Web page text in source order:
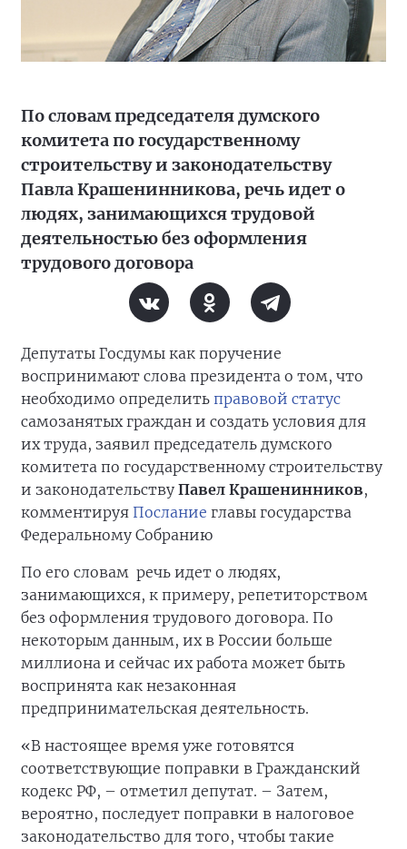
По словам председателя думского
комитета по государственному
строительству и законодательству
Павла Крашенинникова, речь идет о
людях, занимающихся трудовой
деятельностью без оформления
трудового договора
Депутаты Госдумы как поручение
воспринимают слова президента о том, что
необходимо определить правовой статус
самозанятых граждан и создать условия для
их труда, заявил председатель думского
комитета по государственному строительству
и законодательству Павел Крашенинников,
комментируя Послание главы государства
Федеральному Собранию
По его словам речь идет о людях,
занимающихся, к примеру, репетиторством
без оформления трудового договора. По
некоторым данным, их в России больше
миллиона и сейчас их работа может быть
воспринята как незаконная
предпринимательская деятельность.
«В настоящее время уже готовятся
соответствующие поправки в Гражданский
кодекс РФ, – отметил депутат. – Затем,
вероятно, последует поправки в налоговое
законодательство для того, чтобы такие